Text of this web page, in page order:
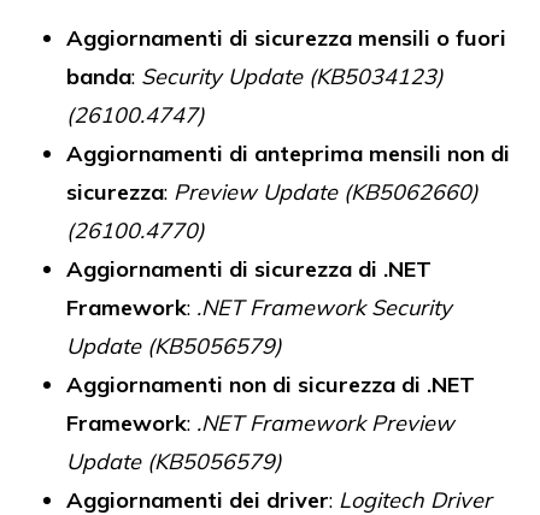
Aggiornamenti di sicurezza mensili o fuori
banda: Security Update (KB5034123)
(26100.4747)
Aggiornamenti di anteprima mensili non di
sicurezza: Preview Update (KB5062660)
(26100.4770)
Aggiornamenti di sicurezza di .NET
Framework: .NET Framework Security
Update (KB5056579)
Aggiornamenti non di sicurezza di .NET
Framework: .NET Framework Preview
Update (KB5056579)
Aggiornamenti dei driver: Logitech Driver